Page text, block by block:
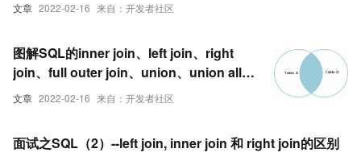
文章 2022-02-16 来自：开发者社区
文章 2022-02-16 来自：开发者社区
图解SQL的inner join、left join、right
join、full outer join、union、union all的
区别
面试之SQL（2）--left join, inner join 和 right join的区别